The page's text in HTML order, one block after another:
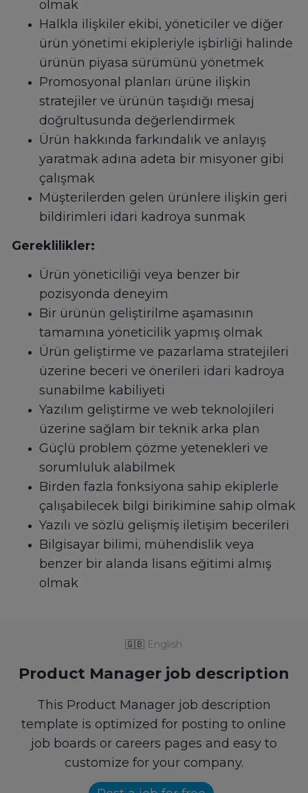
olmak
Halkla ilişkiler ekibi, yöneticiler ve diğer
ürün yönetimi ekipleriyle işbirliği halinde
ürünün piyasa sürümünü yönetmek
Promosyonal planları ürüne ilişkin
stratejiler ve ürünün taşıdığı mesaj
doğrultusunda değerlendirmek
Ürün hakkında farkındalık ve anlayış
yaratmak adına adeta bir misyoner gibi
çalışmak
Müşterilerden gelen ürünlere ilişkin geri
bildirimleri idari kadroya sunmak
Gereklilikler:
Ürün yöneticiliği veya benzer bir
pozisyonda deneyim
Bir ürünün geliştirilme aşamasının
tamamına yöneticilik yapmış olmak
Ürün geliştirme ve pazarlama stratejileri
üzerine beceri ve önerileri idari kadroya
sunabilme kabiliyeti
Yazılım geliştirme ve web teknolojileri
üzerine sağlam bir teknik arka plan
Güçlü problem çözme yetenekleri ve
sorumluluk alabilmek
Birden fazla fonksiyona sahip ekiplerle
çalışabilecek bilgi birikimine sahip olmak
Yazılı ve sözlü gelişmiş iletişim becerileri
Bilgisayar bilimi, mühendislik veya
benzer bir alanda lisans eğitimi almış
olmak
🇬🇧 English
Product Manager job description
This Product Manager job description
template is optimized for posting to online
job boards or careers pages and easy to
customize for your company.